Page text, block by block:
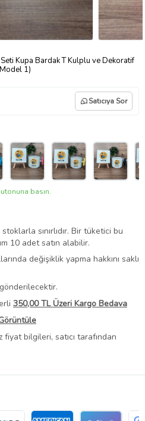
Kupa Bardak T Kulplu ve Dekoratif
1)
Satıcıya Sor
basın.
sınırlıdır. Bir tüketici bu
10 adet satın alabilir.
değişiklik yapma hakkını saklı
350,00 TL Üzeri Kargo Bedava
bilgileri, satıcı tarafından